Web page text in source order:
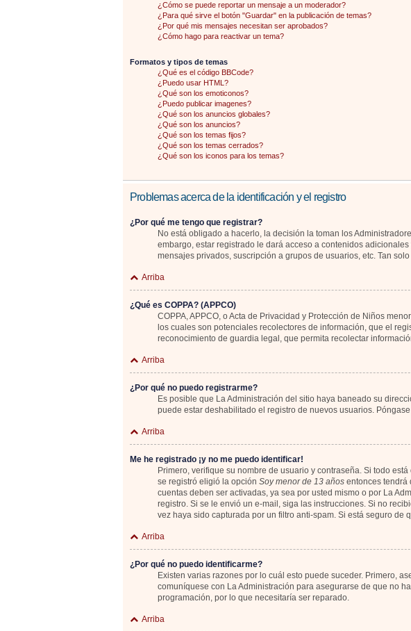
¿Cómo se puede reportar un mensaje a un moderador?
¿Para qué sirve el botón "Guardar" en la publicación de temas?
¿Por qué mis mensajes necesitan ser aprobados?
¿Cómo hago para reactivar un tema?
Formatos y tipos de temas
¿Qué es el código BBCode?
¿Puedo usar HTML?
¿Qué son los emoticonos?
¿Puedo publicar imagenes?
¿Qué son los anuncios globales?
¿Qué son los anuncios?
¿Qué son los temas fijos?
¿Qué son los temas cerrados?
¿Qué son los iconos para los temas?
Problemas acerca de la identificación y el registro
¿Por qué me tengo que registrar?
No está obligado a hacerlo, la decisión la toman los
embargo, estar registrado le dará acceso a contenidos
mensajes privados, suscripción a grupos de usuarios, etc. Tan
Arriba
¿Qué es COPPA? (APPCO)
COPPA, APPCO, o Acta de Privacidad y Protección de Niños
los cuales son potenciales recolectores de información, que el
reconocimiento de guardia legal, que permita recolectar
Arriba
¿Por qué no puedo registrarme?
Es posible que La Administración del sitio haya baneado su
puede estar deshabilitado el registro de nuevos usuarios.
Arriba
Me he registrado ¡y no me puedo identificar!
Primero, verifique su nombre de usuario y contraseña. Si todo
se registró eligió la opción Soy menor de 13 años entonces tendrá
cuentas deben ser activadas, ya sea por usted mismo o por La
registro. Si se le envió un e-mail, siga las instrucciones. Si no
vez haya sido capturada por un filtro anti-spam. Si está seguro
Arriba
¿Por qué no puedo identificarme?
Existen varias razones por lo cuál esto puede suceder. Primero,
comuníquese con La Administración para asegurarse de que no
programación, por lo que necesitaría ser reparado.
Arriba